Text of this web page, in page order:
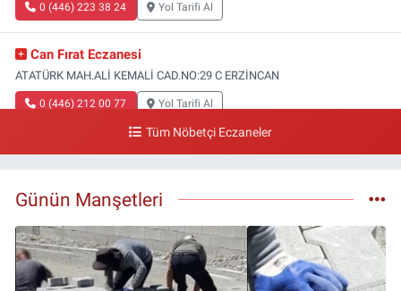
0 (446) 223 38 24 Yol Tarifi Al
Can Fırat Eczanesi
ATATÜRK MAH.ALİ KEMALİ CAD.NO:29 C ERZİNCAN
0 (446) 212 00 77 Yol Tarifi Al
0 (446) 212 10 20
Tüm Nöbetçi Eczaneler
Günün Manşetleri